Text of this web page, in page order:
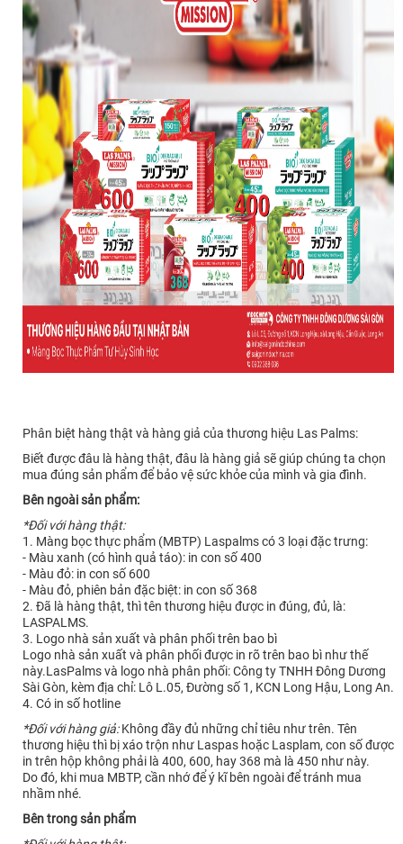
Phân biệt hàng thật và hàng giả của thương hiệu Las Palms:
Biết được đâu là hàng thật, đâu là hàng giả sẽ giúp chúng ta chọn
mua đúng sản phẩm để bảo vệ sức khỏe của mình và gia đình.
Bên ngoài sản phẩm:
*Đối với hàng thật:
1. Màng bọc thực phẩm (MBTP) Laspalms có 3 loại đặc trưng:
- Màu xanh (có hình quả táo): in con số 400
- Màu đỏ: in con số 600
- Màu đỏ, phiên bản đặc biệt: in con số 368
2. Đã là hàng thật, thì tên thương hiệu được in đúng, đủ, là:
LASPALMS.
3. Logo nhà sản xuất và phân phối trên bao bì
Logo nhà sản xuất và phân phối được in rõ trên bao bì như thế
này.LasPalms và logo nhà phân phối: Công ty TNHH Đông Dương
Sài Gòn, kèm địa chỉ: Lô L.05, Đường số 1, KCN Long Hậu, Long An.
4. Có in số hotline
*Đối với hàng giả:Không đầy đủ những chỉ tiêu như trên. Tên
thương hiệu thì bị xáo trộn như Laspas hoặc Lasplam, con số được
in trên hộp không phải là 400, 600, hay 368 mà là 450 như này.
Do đó, khi mua MBTP, cần nhớ để ý kĩ bên ngoài để tránh mua
nhầm nhé.
Bên trong sản phẩm